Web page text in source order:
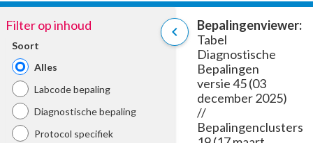
chevron_left
Filter op inhoud
Soort
Alles
Labcode bepaling
Diagnostische bepaling
Protocol specifiek
Bepalingenviewer:
Tabel
Diagnostische
Bepalingen
versie 45 (03
december 2025)
//
Bepalingenclusters